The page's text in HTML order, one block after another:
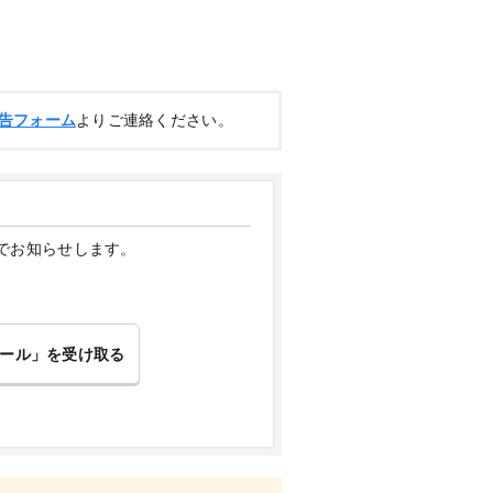
フォームよりご連絡ください。
知らせします。
ル」を受け取る